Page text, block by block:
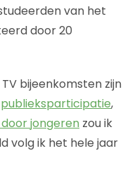
van het
door 20
bijeenkomsten zijn
publieksparticipatie,
jongeren zou ik
volg ik het hele jaar